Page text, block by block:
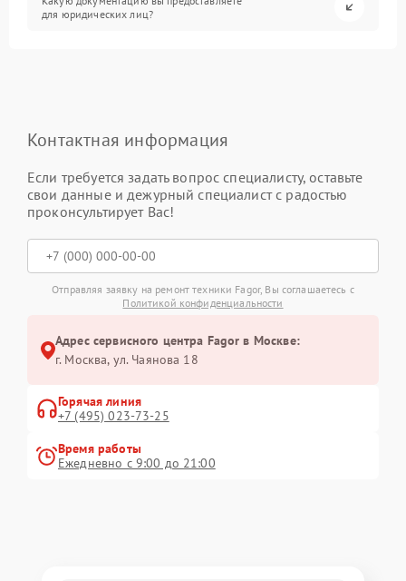
для юридических лиц?
Контактная информация
Если требуется задать вопрос специалисту, оставьте
свои данные и дежурный специалист с радостью
проконсультирует Вас!
Отправляя заявку на ремонт техники Fagor, Вы соглашаетесь с
Политикой конфиденциальности
Адрес сервисного центра Fagor в Москве:
г. Москва, ул. Чаянова 18
Горячая линия
+7 (495) 023-73-25
Время работы
Ежедневно с 9:00 до 21:00